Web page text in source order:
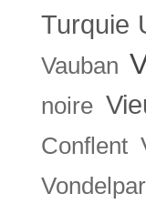
Turquie
Vauban
noire
Conflent